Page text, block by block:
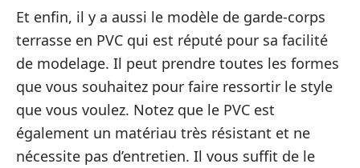
Et enfin, il y a aussi le modèle de garde-corps
terrasse en PVC qui est réputé pour sa facilité
de modelage. Il peut prendre toutes les formes
que vous souhaitez pour faire ressortir le style
que vous voulez. Notez que le PVC est
également un matériau très résistant et ne
nécessite pas d’entretien. Il vous suffit de le